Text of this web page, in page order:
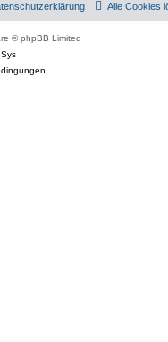
Alle Cookies
© phpBB Limited